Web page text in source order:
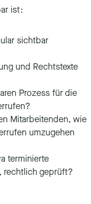
ist:
sichtbar
und Rechtstexte
Prozess für die
Mitarbeitenden, wie
umzugehen
terminierte
rechtlich geprüft?